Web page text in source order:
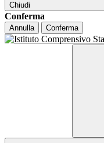
Chiudi
Conferma
Annulla Conferma